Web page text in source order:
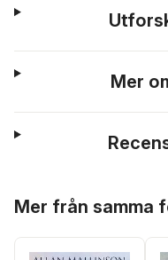
Mer
Mer från samma